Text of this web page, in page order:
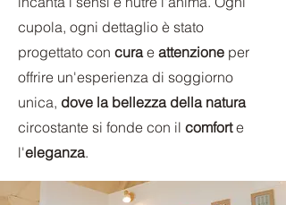
cupola, ogni dettaglio è stato
progettato con curae attenzione per
offrire un'esperienza di soggiorno
unica, dove la bellezza della natura
circostante si fonde con il comforte
l'eleganza.